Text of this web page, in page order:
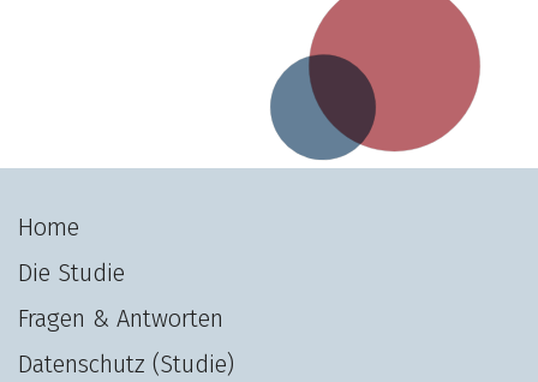
Home
Die Studie
Fragen & Antworten
Datenschutz (Studie)